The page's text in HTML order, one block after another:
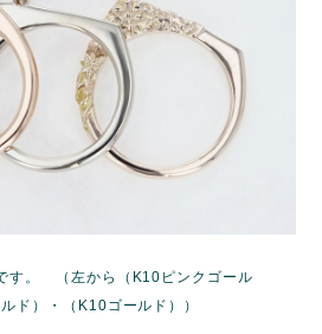
す。 （左から（K10ピンクゴール
ド）・（K10ゴールド））